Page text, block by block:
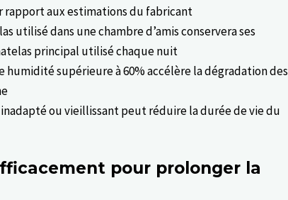
rapport aux estimations du fabricant
utilisé dans une chambre d’amis conservera ses
principal utilisé chaque nuit
humidité supérieure à 60% accélère la dégradation des
ou vieillissant peut réduire la durée de vie du
pour prolonger la